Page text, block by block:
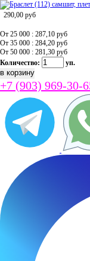
290,00 руб
От 25 000 : 287,10 руб
От 35 000 : 284,20 руб
От 50 000 : 281,30 руб
Количество:
уп.
+7 (903) 969-30-